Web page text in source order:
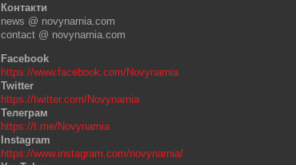
Контакти
news @ novynarnia.com
contact @ novynarnia.com
Facebook
https://www.facebook.com/Novynarnia
Twitter
https://twitter.com/Novynarnia
Телеграм
https://t.me/Novynarnia
Instagram
https://www.instagram.com/novynarnia/